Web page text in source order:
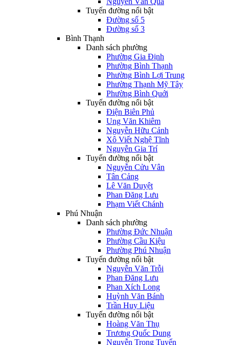
Tuyến đường nổi bật
Đường số 5
Đường số 3
Bình Thạnh
Danh sách phường
Phường Gia Định
Phường Bình Thạnh
Phường Bình Lợi Trung
Phường Thạnh Mỹ Tây
Phường Bình Quới
Tuyến đường nổi bật
Điện Biên Phủ
Ung Văn Khiêm
Nguyễn Hữu Cảnh
Xô Viết Nghệ Tĩnh
Nguyễn Gia Trí
Tuyến đường nổi bật
Nguyễn Cửu Vân
Tân Cảng
Lê Văn Duyệt
Phan Đăng Lưu
Phạm Viết Chánh
Phú Nhuận
Danh sách phường
Phường Đức Nhuận
Phường Cầu Kiệu
Phường Phú Nhuận
Tuyến đường nổi bật
Nguyễn Văn Trỗi
Phan Đăng Lưu
Phan Xích Long
Huỳnh Văn Bánh
Trần Huy Liệu
Tuyến đường nổi bật
Hoàng Văn Thụ
Trương Quốc Dung
Nguyễn Trọng Tuyển